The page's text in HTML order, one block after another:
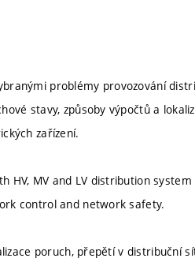
problémy provozování
stavy, způsoby výpočtů a
zařízení.
HV, MV and LV distribution
control and network safety.
poruch, přepětí v distribuční